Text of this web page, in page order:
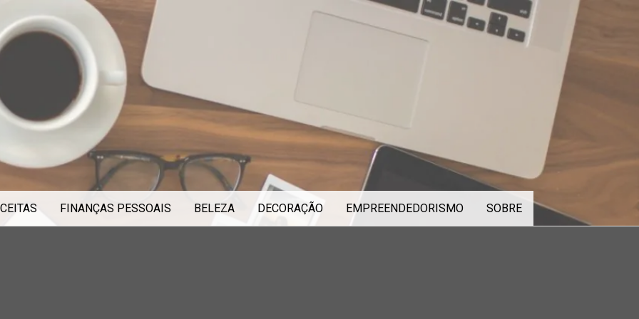
FINANÇAS PESSOAIS BELEZA DECORAÇÃO EMPREENDEDORISMO SOBRE